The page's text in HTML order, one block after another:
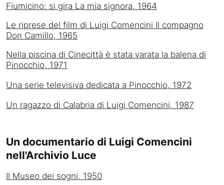
Fiumicino: si gira La mia signora, 1964
Le riprese del film di Luigi Comencini Il compagno
Don Camillo, 1965
Nella piscina di Cinecittà è stata varata la balena di
Pinocchio, 1971
Una serie televisiva dedicata a Pinocchio, 1972
Un ragazzo di Calabria di Luigi Comencini, 1987
Un documentario di Luigi Comencini
nell'Archivio Luce
Il Museo dei sogni, 1950